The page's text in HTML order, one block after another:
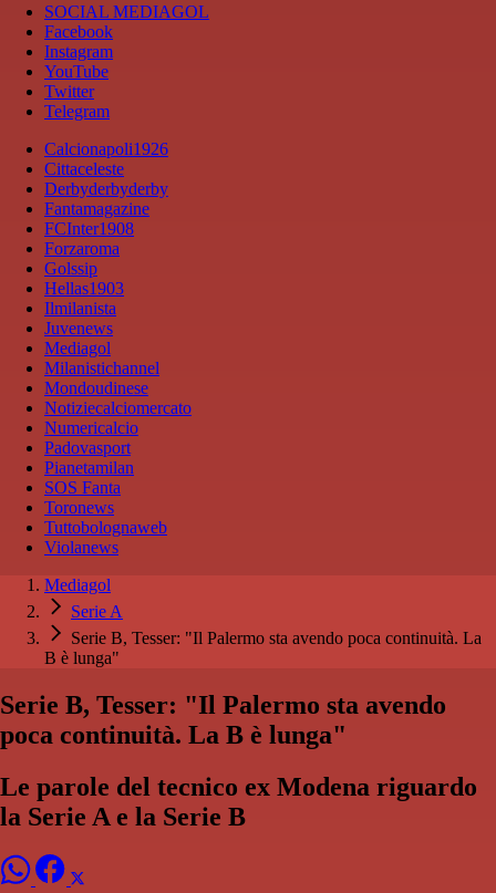
SOCIAL MEDIAGOL
Facebook
Instagram
YouTube
Twitter
Telegram
Calcionapoli1926
Cittaceleste
Derbyderbyderby
Fantamagazine
FCInter1908
Forzaroma
Golssip
Hellas1903
Ilmilanista
Juvenews
Mediagol
Milanistichannel
Mondoudinese
Notiziecalciomercato
Numericalcio
Padovasport
Pianetamilan
SOS Fanta
Toronews
Tuttobolognaweb
Violanews
Mediagol
Serie A
Serie B, Tesser: "Il Palermo sta avendo poca continuità. La
B è lunga"
Serie B, Tesser: "Il Palermo sta avendo
poca continuità. La B è lunga"
Le parole del tecnico ex Modena riguardo
la Serie A e la Serie B